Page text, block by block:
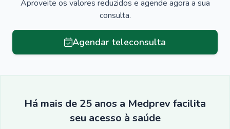
Aproveite os valores reduzidos e agende agora a sua
consulta.
Agendar teleconsulta
Há mais de 25 anos a Medprev facilita
seu acesso à saúde